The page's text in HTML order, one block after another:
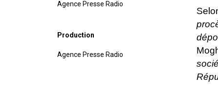
Agence Presse Radio
Production
Agence Presse Radio